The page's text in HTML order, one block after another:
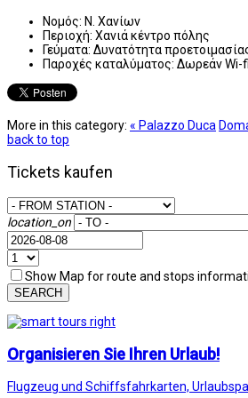
Νομός: Ν. Χανίων
Περιοχή: Χανιά κέντρο πόλης
Γεύματα: Δυνατότητα
Παροχές καταλύματος: Δωρεάν Wi-
More in this category: « Palazzo Duca
back to top
Tickets kaufen
location_on
Show Map for route and stops
SEARCH
Organisieren Sie Ihren Urlaub!
Flugzeug und Schiffsfahrkarten,